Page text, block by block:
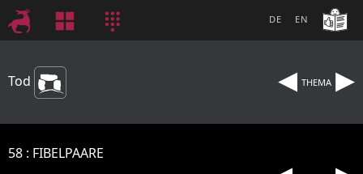
EN
DE
Tod ◂ THEMA ▸
58 FIBELPAARE